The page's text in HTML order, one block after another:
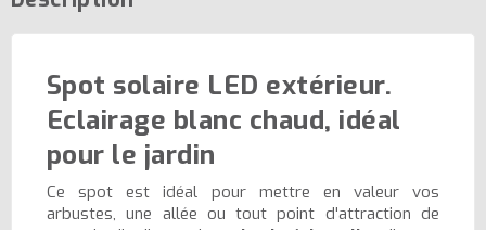
Spot solaire LED extérieur.
Eclairage blanc chaud, idéal
pour le jardin
Ce spot est idéal pour mettre en valeur vos
arbustes, une allée ou tout point d'attraction de